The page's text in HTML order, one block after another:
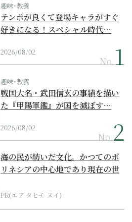
趣味･教養
テンポが良くて登場キャラがすぐ
好きになる！スペシャル時代…
2026/08/02
No.
趣味･教養
戦国大名・武田信玄の事績を描い
た『甲陽軍鑑』が国を滅ぼす…
2026/08/02
No.
海の民が紡いだ文化。かつてのポ
リネシアの中心地であり現在の世
PR(エア タヒチ ヌイ)